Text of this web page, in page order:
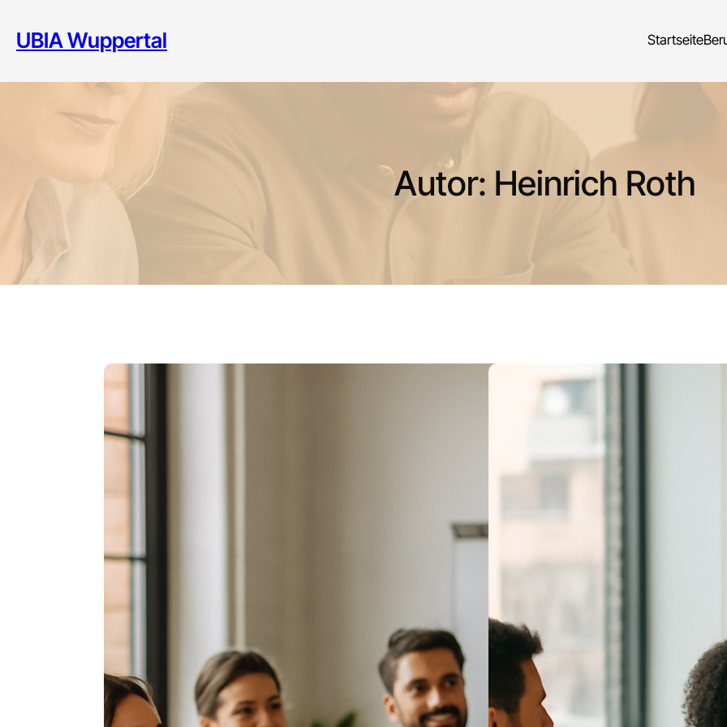
Inhalt
springen
UBIA Wuppertal Startseite
Autor: Heinrich Roth